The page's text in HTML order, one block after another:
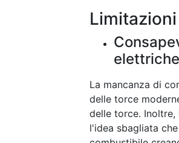
La mancanza di
delle torce
delle torce.
l'idea sbagliata